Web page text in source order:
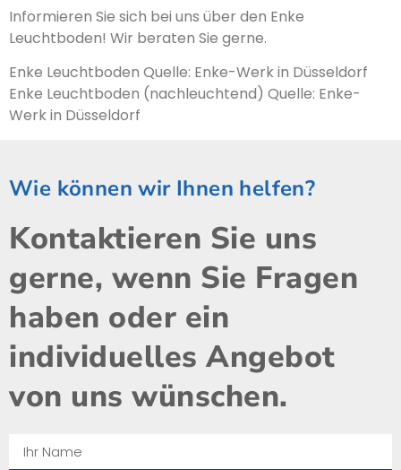
Informieren Sie sich bei uns über den Enke
Leuchtboden! Wir beraten Sie gerne.
Enke Leuchtboden Quelle: Enke-Werk in Düsseldorf
Enke Leuchtboden (nachleuchtend) Quelle: Enke-
Werk in Düsseldorf
Wie können wir Ihnen helfen?
Kontaktieren Sie uns
gerne, wenn Sie Fragen
haben oder ein
individuelles Angebot
von uns wünschen.​